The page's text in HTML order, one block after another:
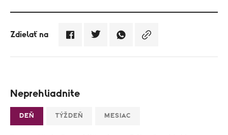
Zdielať na
Neprehliadnite
DEŇ TÝŽDEŇ MESIAC